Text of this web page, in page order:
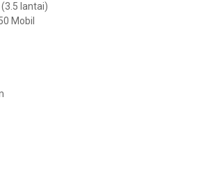
(3.5 lantai)
Mobil